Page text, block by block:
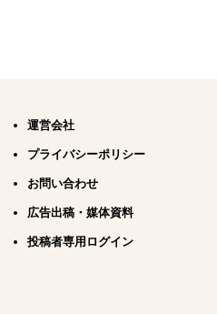
運営会社
プライバシーポリシー
お問い合わせ
広告出稿・媒体資料
投稿者専用ログイン